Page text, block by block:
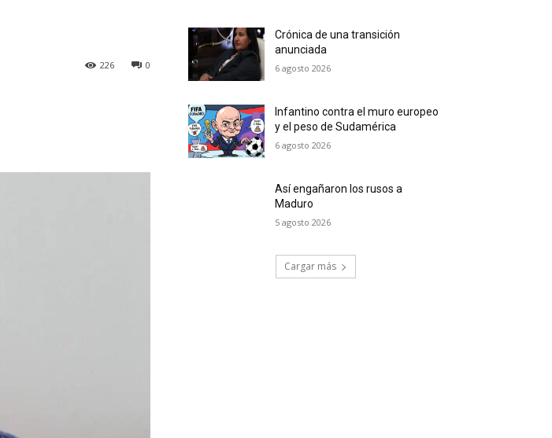
0
226
Crónica de una transición
anunciada
6 agosto 2026
Infantino contra el muro europeo
y el peso de Sudamérica
6 agosto 2026
Así engañaron los rusos a
Maduro
5 agosto 2026
Cargar más